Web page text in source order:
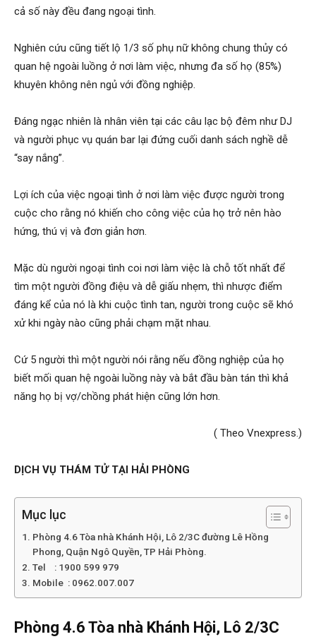
tham
phong,
van
cả số này đều đang ngoại tình.
Nghiên cứu cũng tiết lộ 1/3 số phụ nữ không chung thủy có
quan hệ ngoài luồng ở nơi làm việc, nhưng đa số họ (85%)
khuyên không nên ngủ với đồng nghiệp.
Đáng ngạc nhiên là nhân viên tại các câu lạc bộ đêm như DJ
và người phục vụ quán bar lại đứng cuối danh sách nghề dễ
“say nắng”.
Lợi ích của việc ngoại tình ở nơi làm việc được người trong
cuộc cho rằng nó khiến cho công việc của họ trở nên hào
hứng, thú vị và đơn giản hơn.
Mặc dù người ngoại tình coi nơi làm việc là chỗ tốt nhất để
tìm một người đồng điệu và dễ giấu nhẹm, thì nhược điểm
đáng kể của nó là khi cuộc tình tan, người trong cuộc sẽ khó
xử khi ngày nào cũng phải chạm mặt nhau.
Cứ 5 người thì một người nói rằng nếu đồng nghiệp của họ
biết mối quan hệ ngoài luồng này và bắt đầu bàn tán thì khả
năng họ bị vợ/chồng phát hiện cũng lớn hơn.
( Theo Vnexpress.)
DỊCH VỤ THÁM TỬ TẠI HẢI PHÒNG
Mục lục
Phòng 4.6 Tòa nhà Khánh Hội, Lô 2/3C đường Lê Hồng
Phong, Quận Ngô Quyền, TP Hải Phòng.
Tel : 1900 599 979
Mobile : 0962.007.007
Phòng 4.6 Tòa nhà Khánh Hội, Lô 2/3C